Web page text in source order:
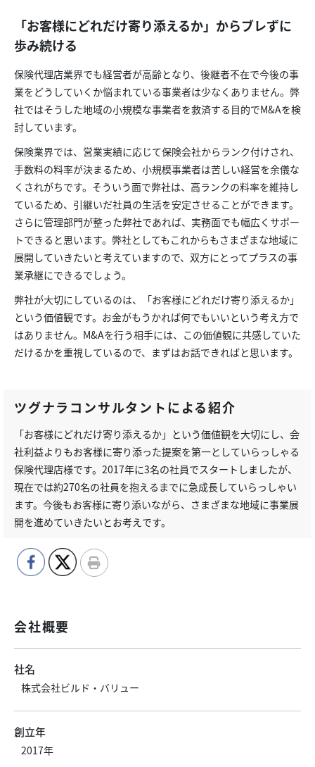
「お客様にどれだけ寄り添えるか」からブレずに
歩み続ける
保険代理店業界でも経営者が高齢となり、後継者不在で今後の事
業をどうしていくか悩まれている事業者は少なくありません。弊
社ではそうした地域の小規模な事業者を救済する目的でM&Aを検
討しています。
保険業界では、営業実績に応じて保険会社からランク付けされ、
手数料の料率が決まるため、小規模事業者は苦しい経営を余儀な
くされがちです。そういう面で弊社は、高ランクの料率を維持し
ているため、引継いだ社員の生活を安定させることができます。
さらに管理部門が整った弊社であれば、実務面でも幅広くサポー
トできると思います。弊社としてもこれからもさまざまな地域に
展開していきたいと考えていますので、双方にとってプラスの事
業承継にできるでしょう。
弊社が大切にしているのは、「お客様にどれだけ寄り添えるか」
という価値観です。お金がもうかれば何でもいいという考え方で
はありません。M&Aを行う相手には、この価値観に共感していた
だけるかを重視しているので、まずはお話できればと思います。
ツグナラコンサルタントによる紹介
「お客様にどれだけ寄り添えるか」という価値観を大切にし、会
社利益よりもお客様に寄り添った提案を第一としていらっしゃる
保険代理店様です。2017年に3名の社員でスタートしましたが、
現在では約270名の社員を抱えるまでに急成長していらっしゃい
ます。今後もお客様に寄り添いながら、さまざまな地域に事業展
開を進めていきたいとお考えです。
会社概要
社名
株式会社ビルド・バリュー
創立年
2017年